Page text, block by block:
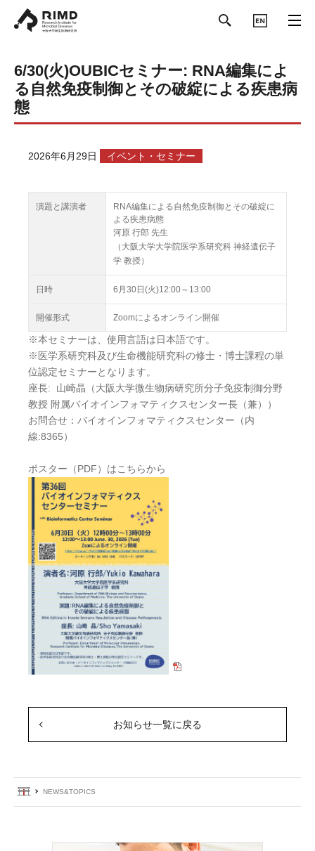
6/30(火)OUBICセミナー: RNA編集によ
る自然免疫制御とその破綻による疾患病
態
2026年6月29日 イベント・セミナー
演題と講演者
RNA編集による自然免疫制御とその破綻に
よる疾患病態
河原 行郎 先生
（大阪大学大学院医学系研究科 神経遺伝子
学 教授）
日時 6月30日(火)12:00～13:00
開催形式 Zoomによるオンライン開催
※本セミナーは、使用言語は日本語です。
※医学系研究科及び生命機能研究科の修士・博士課程の単
位認定セミナーとなります。
座長: 山崎晶（大阪大学微生物病研究所分子免疫制御分野
教授 附属バイオインフォマティクスセンター長（兼））
お問合せ：バイオインフォマティクスセンター（内
線:8365）
ポスター（PDF）はこちらから
お知らせ一覧に戻る
ホームNEWS&TOPICS